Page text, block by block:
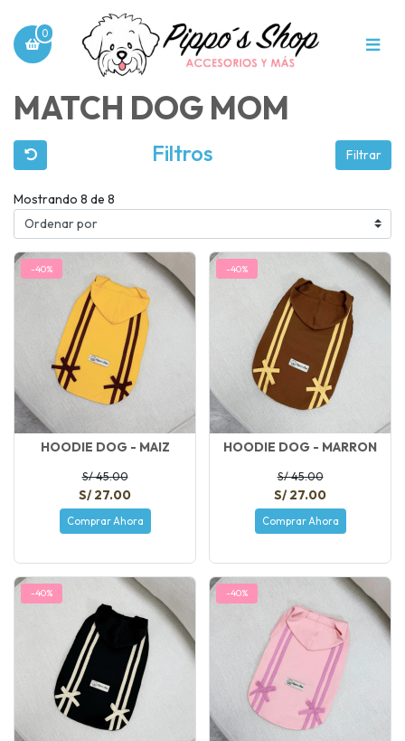
0
MATCH DOG MOM
Filtros Filtrar
Mostrando 8 de 8
-40%
HOODIE DOG - MAIZ
S/ 45.00
S/ 27.00
Comprar Ahora
-40%
HOODIE DOG - MARRON
S/ 45.00
S/ 27.00
Comprar Ahora
-40% -40%